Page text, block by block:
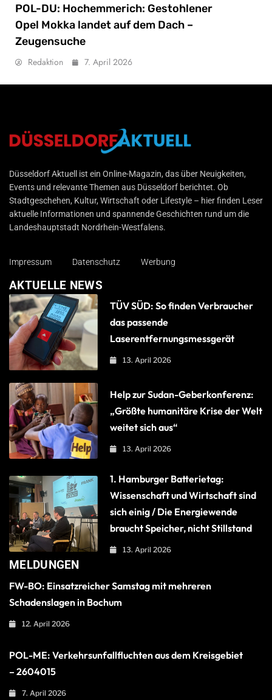
POL-DU: Hochemmerich: Gestohlener
Opel Mokka landet auf dem Dach –
Zeugensuche
Redaktion 7. April 2026
Düsseldorf Aktuell
Düsseldorf Aktuell ist ein Online-Magazin, das über Neuigkeiten,
Events und relevante Themen aus Düsseldorf berichtet. Ob
Stadtgeschehen, Kultur, Wirtschaft oder Lifestyle – hier finden Leser
aktuelle Informationen und spannende Geschichten rund um die
Landeshauptstadt Nordrhein-Westfalens.
Impressum Datenschutz Werbung
AKTUELLE NEWS
TÜV SÜD: So finden Verbraucher
das passende
Laserentfernungsmessgerät
13. April 2026
Help zur Sudan-Geberkonferenz:
„Größte humanitäre Krise der Welt
weitet sich aus“
13. April 2026
1. Hamburger Batterietag:
Wissenschaft und Wirtschaft sind
sich einig / Die Energiewende
braucht Speicher, nicht Stillstand
13. April 2026
MELDUNGEN
FW-BO: Einsatzreicher Samstag mit mehreren
Schadenslagen in Bochum
12. April 2026
POL-ME: Verkehrsunfallfluchten aus dem Kreisgebiet
– 2604015
7. April 2026